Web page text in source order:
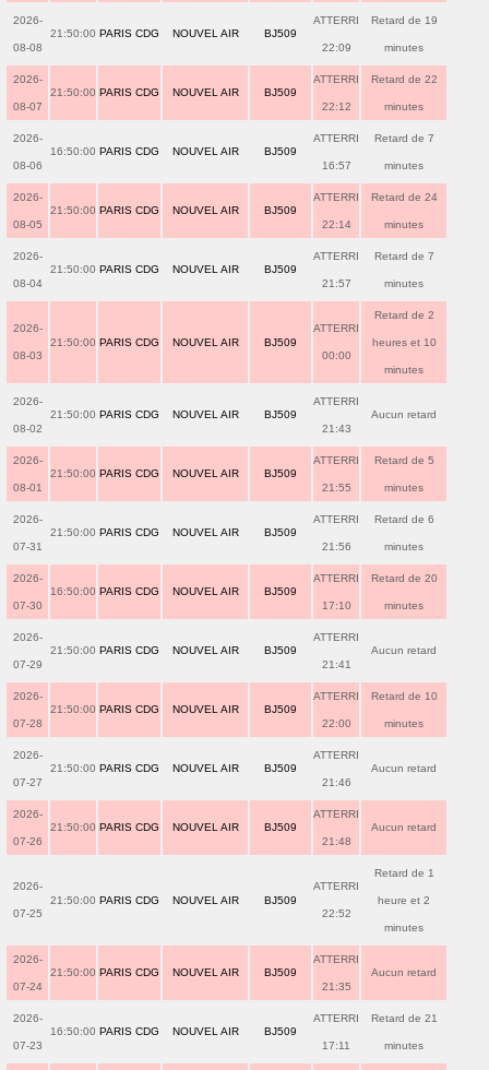
2026-
08-08
21:50:00 PARIS CDG NOUVEL AIR BJ509
ATTERRI
22:09
Retard de 19
minutes
2026-
08-07
21:50:00 PARIS CDG NOUVEL AIR BJ509
ATTERRI
22:12
Retard de 22
minutes
2026-
08-06
16:50:00 PARIS CDG NOUVEL AIR BJ509
ATTERRI
16:57
Retard de 7
minutes
2026-
08-05
21:50:00 PARIS CDG NOUVEL AIR BJ509
ATTERRI
22:14
Retard de 24
minutes
2026-
08-04
21:50:00 PARIS CDG NOUVEL AIR BJ509
ATTERRI
21:57
Retard de 7
minutes
2026-
08-03
21:50:00 PARIS CDG NOUVEL AIR BJ509
ATTERRI
00:00
Retard de 2
heures et 10
minutes
2026-
08-02
21:50:00 PARIS CDG NOUVEL AIR BJ509
ATTERRI
21:43
Aucun retard
2026-
08-01
21:50:00 PARIS CDG NOUVEL AIR BJ509
ATTERRI
21:55
Retard de 5
minutes
2026-
07-31
21:50:00 PARIS CDG NOUVEL AIR BJ509
ATTERRI
21:56
Retard de 6
minutes
2026-
07-30
16:50:00 PARIS CDG NOUVEL AIR BJ509
ATTERRI
17:10
Retard de 20
minutes
2026-
07-29
21:50:00 PARIS CDG NOUVEL AIR BJ509
ATTERRI
21:41
Aucun retard
2026-
07-28
21:50:00 PARIS CDG NOUVEL AIR BJ509
ATTERRI
22:00
Retard de 10
minutes
2026-
07-27
21:50:00 PARIS CDG NOUVEL AIR BJ509
ATTERRI
21:46
Aucun retard
2026-
07-26
21:50:00 PARIS CDG NOUVEL AIR BJ509
ATTERRI
21:48
Aucun retard
2026-
07-25
21:50:00 PARIS CDG NOUVEL AIR BJ509
ATTERRI
22:52
Retard de 1
heure et 2
minutes
2026-
07-24
21:50:00 PARIS CDG NOUVEL AIR BJ509
ATTERRI
21:35
Aucun retard
2026-
07-23
16:50:00 PARIS CDG NOUVEL AIR BJ509
ATTERRI
17:11
Retard de 21
minutes